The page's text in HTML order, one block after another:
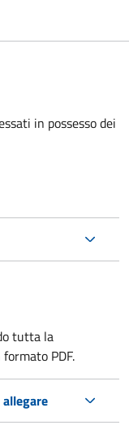
in possesso dei
tutta la
PDF.